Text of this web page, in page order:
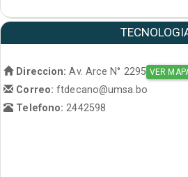
Direccion: Av. Arce N° 2295 VER
Correo:ftdecano@umsa.bo
Telefono: 2442598